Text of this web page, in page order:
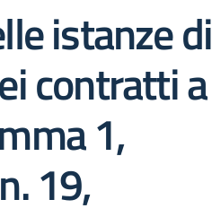
istanze di
contratti a
1,
19,